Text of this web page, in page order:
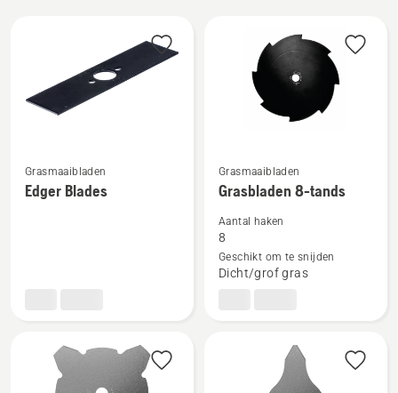
Bekijk
meer
Grasmaaibladen
Edger Blades
Bekijk
meer
details
over
Grasbladen
Grasmaaibladen
Grasbladen 8-tands
Aantal haken
8
Geschikt om te snijden
Dicht/grof gras